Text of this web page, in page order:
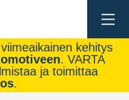
kehitys
. VARTA
ja toimittaa
.